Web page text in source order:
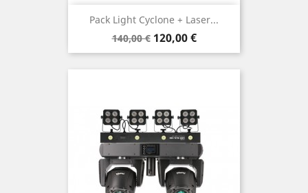
Pack Light Cyclone + Laser...
Prix
de
140,00 € Prix
120,00 €